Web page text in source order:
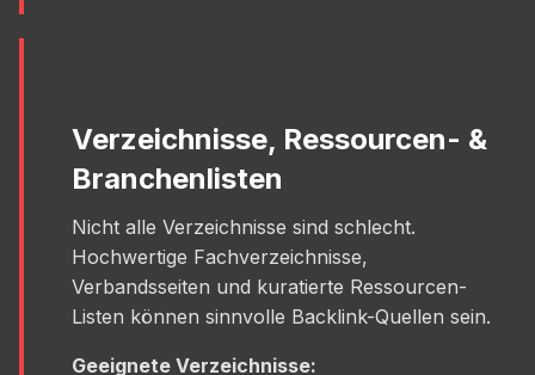
Verzeichnisse, Ressourcen- &
Branchenlisten
Nicht alle Verzeichnisse sind schlecht.
Hochwertige Fachverzeichnisse,
Verbandsseiten und kuratierte Ressourcen-
Listen können sinnvolle Backlink-Quellen sein.
Geeignete Verzeichnisse: